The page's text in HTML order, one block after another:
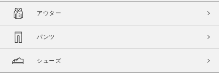
在庫あり
アウター
パンツ
シューズ